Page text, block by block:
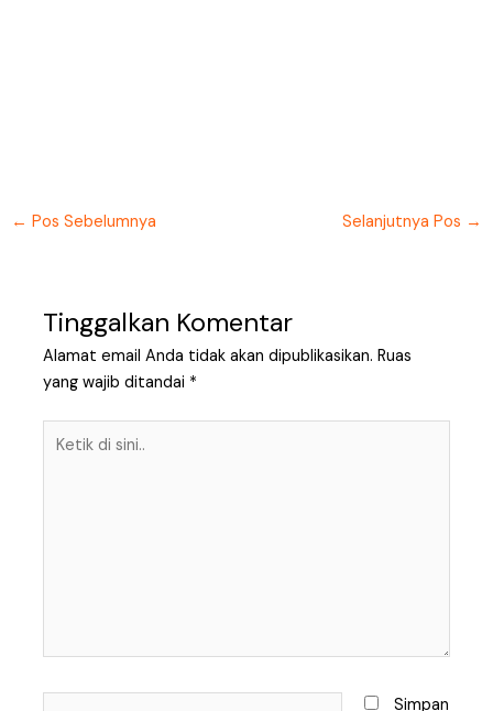
← Pos Sebelumnya Selanjutnya Pos →
Tinggalkan Komentar
Alamat email Anda tidak akan dipublikasikan. Ruas
yang wajib ditandai *
Simpan